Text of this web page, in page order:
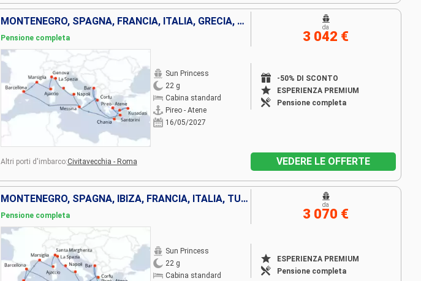
MONTENEGRO, SPAGNA, FRANCIA, ITALIA, GRECIA, TURCHIA
Pensione completa
Sun Princess
22 g
Cabina standard
Pireo - Atene
16/05/2027
-50% DI SCONTO
ESPERIENZA PREMIUM
Pensione completa
da
3 042 €
Altri porti d'imbarco:Civitavecchia - Roma VEDERE LE OFFERTE
MONTENEGRO, SPAGNA, IBIZA, FRANCIA, ITALIA, TURCHIA, GRECIA
Pensione completa
Sun Princess
22 g
Cabina standard
ESPERIENZA PREMIUM
Pensione completa
da
3 070 €